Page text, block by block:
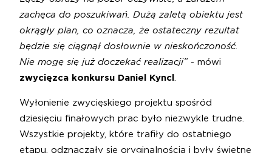
zachęca do poszukiwań. Dużą zaletą obiektu jest
okrągły plan, co oznacza, że ostateczny rezultat
będzie się ciągnął dosłownie w nieskończoność.
Nie mogę się już doczekać realizacji”- mówi
zwycięzca konkursu Daniel Kyncl
Wyłonienie zwycięskiego projektu spośród
dziesięciu finałowych prac było niezwykle trudne.
Wszystkie projekty, które trafiły do ostatniego
etapu, odznaczały się oryginalnością i były świetne